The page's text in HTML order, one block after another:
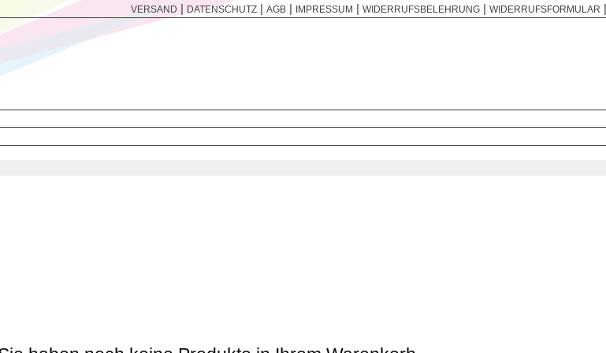
VERSAND DATENSCHUTZ |AGB IMPRESSUM |WIDERRUFSBELEHRUNG |WIDERRUFSFORMULAR